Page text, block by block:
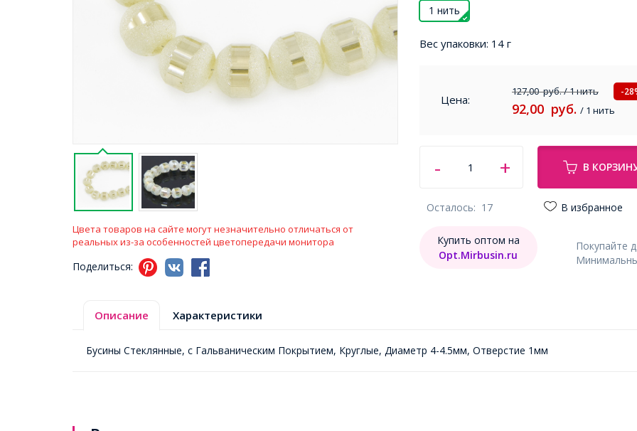
Цвета товаров на сайте могут незначительно отличаться от
реальных из-за особенностей цветопередачи монитора
Поделиться:
1 нить
Вес упаковки: 14 г
Цена:
127,00руб./ 1 нить -
92,00 руб. / 1 нить
В
Осталось: 17 В избранное
Покупайте
Купить оптом на
Opt.Mirbusin.ru
Описание Характеристики
Бусины Стеклянные, с Гальваническим Покрытием, Круглые, Диаметр 4-4.5мм, Отверстие 1мм